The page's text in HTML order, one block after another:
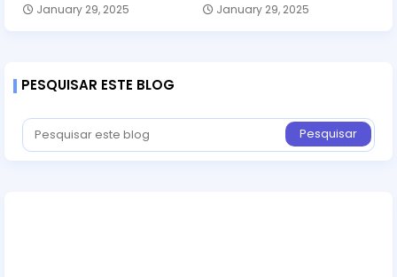
January 29, 2025 January 29, 2025
PESQUISAR ESTE BLOG